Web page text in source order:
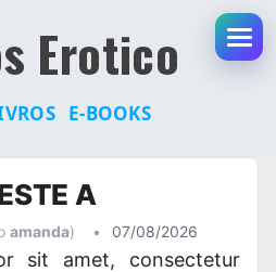
Erotico
E-BOOKS
A
amanda) • 07/08/2026
sit amet, consectetur